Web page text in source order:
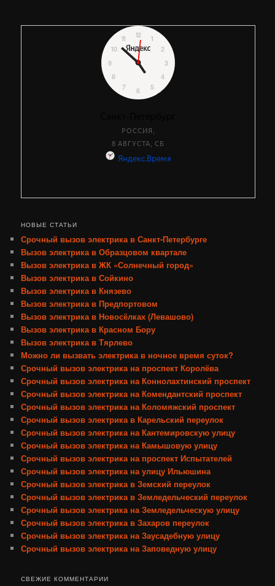
НОВЫЕ СТАТЬИ
Срочный вызов электрика в Санкт-Петербурге
Вызов электрика в Образцовом квартале
Вызов электрика в ЖК «Солнечный город»
Вызов электрика в Сойкино
Вызов электрика в Князево
Вызов электрика в Предпортовом
Вызов электрика в Новосёлках (Левашово)
Вызов электрика в Красном Бору
Вызов электрика в Тярлево
Можно ли вызвать электрика в ночное время суток?
Срочный вызов электрика на проспект Королёва
Срочный вызов электрика на Коннолахтинский проспект
Срочный вызов электрика на Комендантский проспект
Срочный вызов электрика на Коломяжский проспект
Срочный вызов электрика в Карельский переулок
Срочный вызов электрика на Кантемировскую улицу
Срочный вызов электрика на Камышовую улицу
Срочный вызов электрика на проспект Испытателей
Срочный вызов электрика на улицу Ильюшина
Срочный вызов электрика в Земский переулок
Срочный вызов электрика в Земледельческий переулок
Срочный вызов электрика на Земледельческую улицу
Срочный вызов электрика в Захаров переулок
Срочный вызов электрика на Заусадебную улицу
Срочный вызов электрика на Заповедную улицу
СВЕЖИЕ КОММЕНТАРИИ